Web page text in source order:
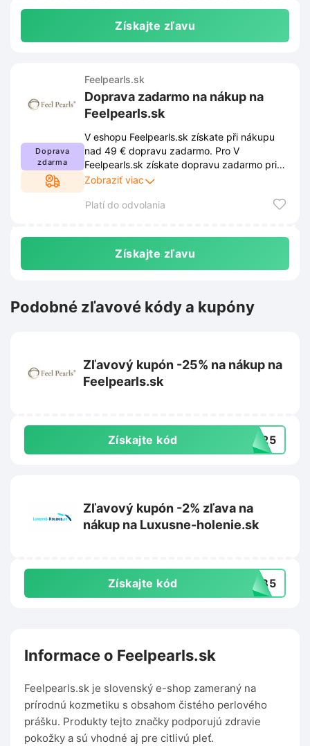
Získajte zľavu
Doprava
zdarma
Feelpearls.sk
Doprava zadarmo na nákup na
Feelpearls.sk
V eshopu Feelpearls.sk získate při nákupu
nad 49 € dopravu zadarmo. Pro V
Feelpearls.sk získate dopravu zadarmo pri
nákupe nad 49 €. Ak chcete využiť zľavu,
obchodom. Tieto podmienky sú uverejnené
Zobraziť viac
Platí do odvolania
Získajte zľavu
Podobné zľavové kódy a kupóny
Zľavový kupón -25% na nákup na
Feelpearls.sk
Získajte kód ly25
Zľavový kupón -2% zľava na
nákup na Luxusne-holenie.sk
Získajte kód TYB5
Informace o Feelpearls.sk
Feelpearls.sk je slovenský e-shop zameraný na
prírodnú kozmetiku s obsahom čistého perlového
prášku. Produkty tejto značky podporujú zdravie
pokožky a sú vhodné aj pre citlivú pleť.